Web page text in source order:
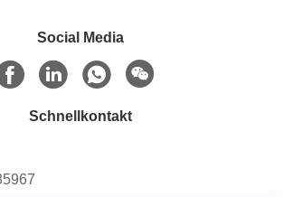
Social Media
Schnellkontakt